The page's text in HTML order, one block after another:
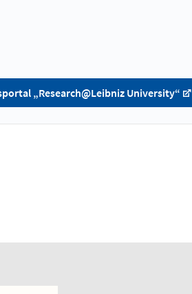
„Research@Leibniz University“